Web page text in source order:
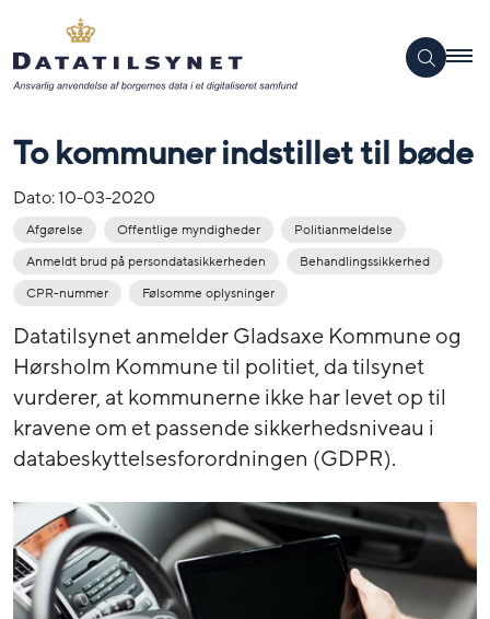
To kommuner indstillet til bøde
Dato:10-03-2020
Afgørelse Offentlige myndigheder
Politianmeldelse
Anmeldt brud på persondatasikkerheden
Behandlingssikkerhed
CPR-nummer
Følsomme oplysninger
Datatilsynet anmelder Gladsaxe Kommune og
Hørsholm Kommune til politiet, da tilsynet
vurderer, at kommunerne ikke har levet op til
kravene om et passende sikkerhedsniveau i
databeskyttelsesforordningen (GDPR).